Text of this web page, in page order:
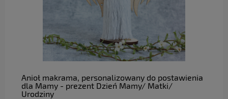
Anioł makrama, personalizowany do postawienia
dla Mamy - prezent Dzień Mamy/ Matki/
Urodziny
do koszyka